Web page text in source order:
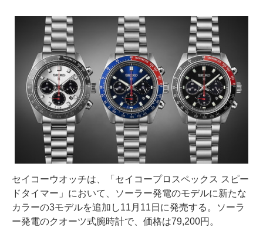
セイコーウオッチは、「セイコープロスペックス スピー
ドタイマー」において、ソーラー発電のモデルに新たな
カラーの3モデルを追加し11月11日に発売する。ソーラ
ー発電のクオーツ式腕時計で、価格は79,200円。